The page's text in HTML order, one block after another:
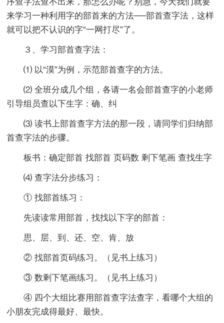
来学习一种利用字的部首来的方法──部首查字法，这样
就可以把不认识的字“一网打尽”了。
３、学习部首查字法：
⑴ 以“漠”为例，示范部首查字的方法。
⑵ 全班分成几个组，各请一名会部首查字的小老师
引导组员查以下生字：确、纠
⑶ 读书上部首查字方法的那一段，请同学们归纳部
首查字法的步骤。
板书：确定部首 找部首 页码数 剩下笔画 查找生字
⑷ 查字法分步练习：
① 找部首练习：
先读读常用部首，找找以下字的部首：
思、层、到、还、空、肯、放
② 找部首页码练习。（见书上练习）
③ 数剩下笔画练习。（见书上练习）
④ 四个大组比赛用部首查字法查字，看哪个大组的
小朋友完成得最好、最快。